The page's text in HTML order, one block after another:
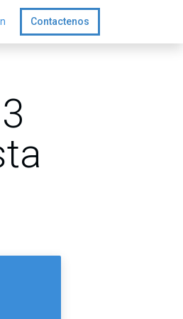
Contactenos